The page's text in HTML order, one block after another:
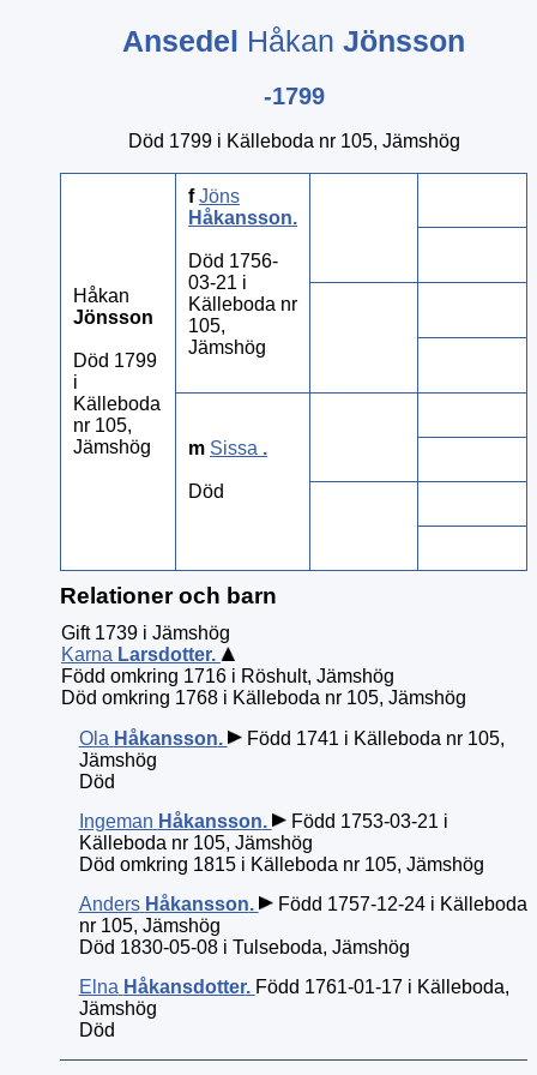
Ansedel Håkan Jönsson
-1799
Död 1799 i Källeboda nr 105, Jämshög
Håkan
Jönsson
Död 1799
i
Källeboda
nr 105,
Jämshög
fJöns
Håkansson.
Död 1756-
03-21 i
Källeboda nr
105,
Jämshög
m Sissa .
Död
Relationer och barn
Gift 1739 i Jämshög
Karna Larsdotter.
Född omkring 1716 i Röshult, Jämshög
Död omkring 1768 i Källeboda nr 105, Jämshög
Ola Håkansson.
Född 1741 i Källeboda nr 105,
Jämshög
Död
Ingeman Håkansson.
Född 1753-03-21 i
Källeboda nr 105, Jämshög
Död omkring 1815 i Källeboda nr 105, Jämshög
Anders Håkansson.
Född 1757-12-24 i Källeboda
nr 105, Jämshög
Död 1830-05-08 i Tulseboda, Jämshög
Elna Håkansdotter. Född 1761-01-17 i Källeboda,
Jämshög
Död